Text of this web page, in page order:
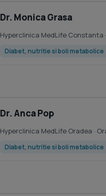
Dr. Monica Grasa
Hyperclinica MedLife Constanta
Diabet, nutritie si boli metabolice
Dr. Anca Pop
Hyperclinica MedLife Oradea ·
Diabet, nutritie si boli metabolice